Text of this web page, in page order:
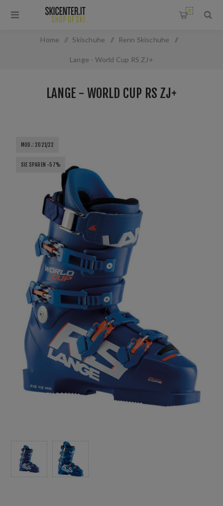
0
Home / Skischuhe / Renn Skischuhe /
Lange - World Cup RS ZJ+
MOD.: 2021/22
SIE SPAREN -57%
LANGE - WORLD CUP RS ZJ+